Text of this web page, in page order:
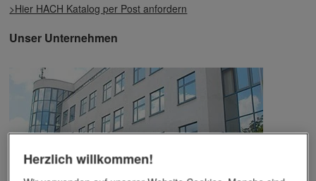
>Hier HACH Katalog per Post anfordern
Unser Unternehmen
Herzlich willkommen!